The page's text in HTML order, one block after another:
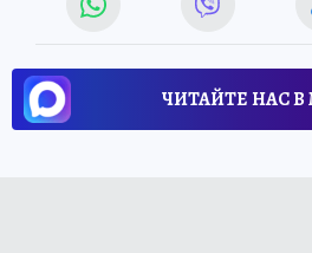
ЧИТАЙТЕ НАС В